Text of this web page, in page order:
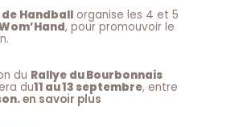
Handball organise les 4 et 5
, pour promouvoir le
du Rallye du Bourbonnais
du11 au 13 septembre, entre
en savoir plus